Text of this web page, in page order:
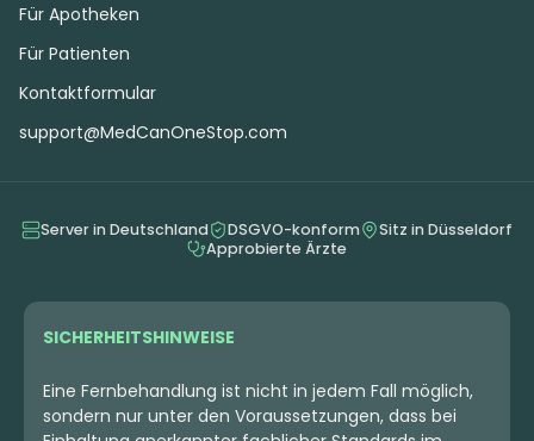
MEHR
verifizierte Patienten
Registriere Dich kostenlos und verifiziere
Dich als Patient, um alle Präparate
Verfügbarkeiten der Apotheken zu
vergleichen.
Für Apotheken
Für Patienten
Kontaktformular
support@MedCanOneStop.com
Server in Deutschland DSGVO-konform
Sitz in Düsseldorf
Approbierte Ärzte
SICHERHEITSHINWEISE
Eine Fernbehandlung ist nicht in jedem Fall möglich,
sondern nur unter den Voraussetzungen, dass bei